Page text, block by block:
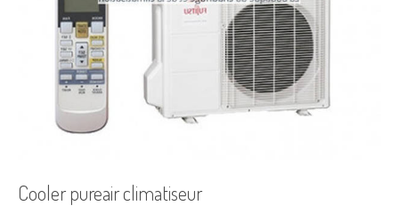
Cooler pureair climatiseur